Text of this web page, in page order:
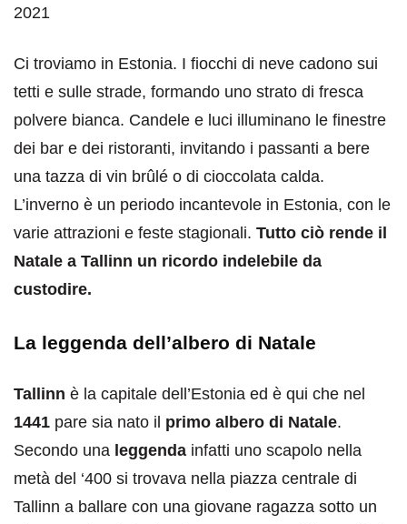
2021
Ci troviamo in Estonia. I fiocchi di neve cadono sui
tetti e sulle strade, formando uno strato di fresca
polvere bianca. Candele e luci illuminano le finestre
dei bar e dei ristoranti, invitando i passanti a bere
una tazza di vin brûlé o di cioccolata calda.
L’inverno è un periodo incantevole in Estonia, con le
varie attrazioni e feste stagionali. Tutto ciò rende il
Natale a Tallinn un ricordo indelebile da
custodire.
La leggenda dell’albero di Natale
Tallinn è la capitale dell’Estonia ed è qui che nel
1441 pare sia nato il primo albero di Natale.
Secondo una leggenda infatti uno scapolo nella
metà del ‘400 si trovava nella piazza centrale di
Tallinn a ballare con una giovane ragazza sotto un